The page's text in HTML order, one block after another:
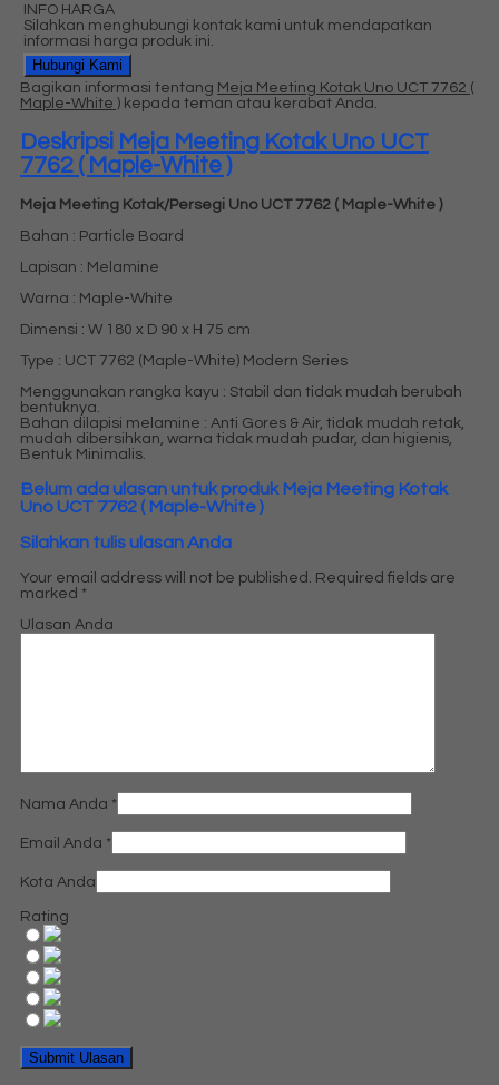
INFO HARGA
Silahkan menghubungi kontak kami untuk mendapatkan
informasi harga produk ini.
Hubungi Kami
Bagikan informasi tentang Meja Meeting Kotak Uno UCT 7762 (
Maple-White ) kepada teman atau kerabat Anda.
Deskripsi Meja Meeting Kotak Uno UCT
7762 ( Maple-White )
Meja Meeting Kotak/Persegi Uno UCT 7762 ( Maple-White )
Bahan : Particle Board
Lapisan : Melamine
Warna : Maple-White
Dimensi : W 180 x D 90 x H 75 cm
Type : UCT 7762 (Maple-White) Modern Series
Menggunakan rangka kayu : Stabil dan tidak mudah berubah
bentuknya.
Bahan dilapisi melamine : Anti Gores & Air, tidak mudah retak,
mudah dibersihkan, warna tidak mudah pudar, dan higienis,
Bentuk Minimalis.
Belum ada ulasan untuk produk Meja Meeting Kotak
Uno UCT 7762 ( Maple-White )
Silahkan tulis ulasan Anda
Your email address will not be published. Required fields are
marked *
Ulasan Anda
Nama Anda *
Email Anda *
Kota Anda
Rating